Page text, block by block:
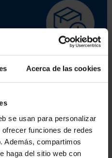
Acerca de las cookies
se usan para personalizar
funciones de redes
Además, compartimos
haga del sitio web con